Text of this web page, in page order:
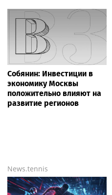
Собянин: Инвестиции в
экономику Москвы
положительно влияют на
развитие регионов
News.tennis